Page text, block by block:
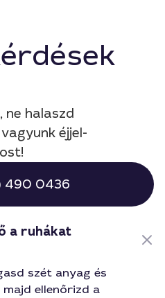
ne halaszd
éjjel-
490 0436
a ruhákat
szét anyag és
ellenőrizd a